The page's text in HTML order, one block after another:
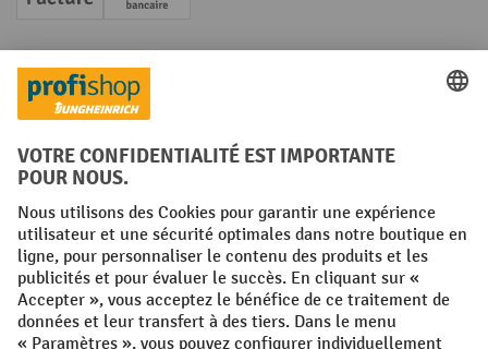
Facture Paiement anticipé
Réseaux sociaux
Facebook
YouTube
LinkedInInstagram
Conditions générales Mentions légales
Protection des Données Politique de cookies
All prices excl. VAT plusshipping costsand possible delivery charges,
if not stated otherwise.